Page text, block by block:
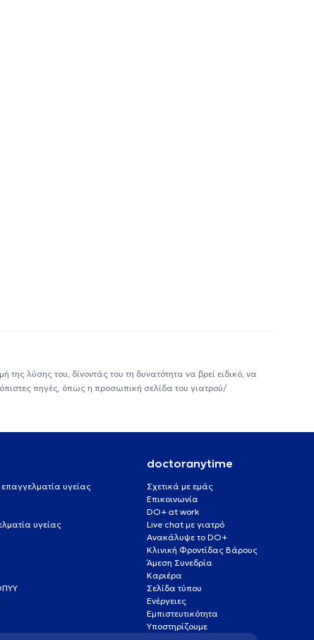
λύσης του, δίνοντάς του τη δυνατότητα να βρεί ειδικό, να
πηγές, όπως η προσωπική σελίδα του γιατρού/
επαγγελματία υγείας
υγείας
doctoranytime
Σχετικά με εμάς
Επικοινωνία
DO+ at work
Live chat με γιατρό
Ανακάλυψε το DO+
Κλινική Φροντίδας Βάρους
Άμεση Συνεδρία
Καριέρα
Σελίδα τύπου
Ενέργειες
Εμπιστευτικότητα
Υποστηρίζουμε